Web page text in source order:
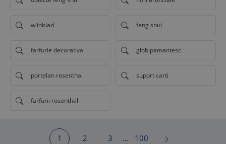
wiinblad feng shui
farfurie decorativa glob pamantesc
portelan rosenthal suport carti
farfurii rosenthal
1 2 3 ... 100